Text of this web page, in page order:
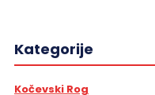
Kategorije
Kočevski Rog